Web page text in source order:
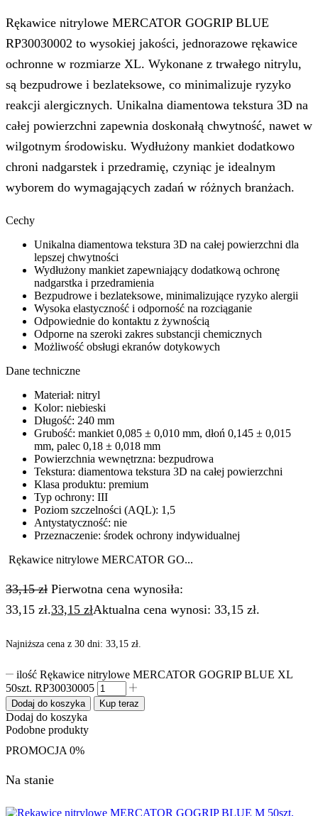
Rękawice nitrylowe MERCATOR GOGRIP BLUE
RP30030002 to wysokiej jakości, jednorazowe rękawice
ochronne w rozmiarze XL. Wykonane z trwałego nitrylu,
są bezpudrowe i bezlateksowe, co minimalizuje ryzyko
reakcji alergicznych. Unikalna diamentowa tekstura 3D na
całej powierzchni zapewnia doskonałą chwytność, nawet w
wilgotnym środowisku. Wydłużony mankiet dodatkowo
chroni nadgarstek i przedramię, czyniąc je idealnym
wyborem do wymagających zadań w różnych branżach.
Cechy
Unikalna diamentowa tekstura 3D na całej powierzchni dla
lepszej chwytności
Wydłużony mankiet zapewniający dodatkową ochronę
nadgarstka i przedramienia
Bezpudrowe i bezlateksowe, minimalizujące ryzyko alergii
Wysoka elastyczność i odporność na rozciąganie
Odpowiednie do kontaktu z żywnością
Odporne na szeroki zakres substancji chemicznych
Możliwość obsługi ekranów dotykowych
Dane techniczne
Materiał: nitryl
Kolor: niebieski
Długość: 240 mm
Grubość: mankiet 0,085 ± 0,010 mm, dłoń 0,145 ± 0,015
mm, palec 0,18 ± 0,018 mm
Powierzchnia wewnętrzna: bezpudrowa
Tekstura: diamentowa tekstura 3D na całej powierzchni
Klasa produktu: premium
Typ ochrony: III
Poziom szczelności (AQL): 1,5
Antystatyczność: nie
Przeznaczenie: środek ochrony indywidualnej
Rękawice nitrylowe MERCATOR GO...
33,15zł Pierwotna cena wynosiła:
33,15 zł.33,15 złAktualna cena wynosi: 33,15 zł.
Najniższa cena z 30 dni: 33,15 zł
ilość Rękawice nitrylowe MERCATOR GOGRIP BLUE XL
50szt. RP30030005
Dodaj do koszyka Kup teraz
Dodaj do koszyka
Podobne produkty
PROMOCJA 0%
Na stanie